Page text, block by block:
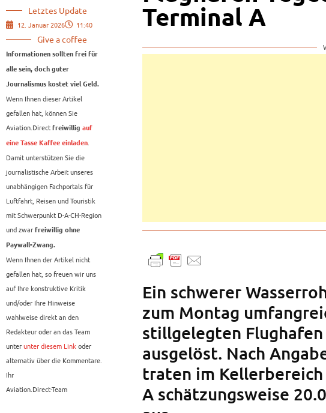
Letztes Update
12. Januar 2026 11:40
Give a coffee
Informationen sollten frei für
alle sein, doch guter
Journalismus kostet viel Geld.
Wenn Ihnen dieser Artikel
gefallen hat, können Sie
Aviation.Direct freiwillig auf
eine Tasse Kaffee einladen.
Damit unterstützen Sie die
journalistische Arbeit unseres
unabhängigen Fachportals für
Luftfahrt, Reisen und Touristik
mit Schwerpunkt D-A-CH-Region
und zwar freiwillig ohne
Paywall-Zwang.
Wenn Ihnen der Artikel nicht
gefallen hat, so freuen wir uns
auf Ihre konstruktive Kritik
und/oder Ihre Hinweise
wahlweise direkt an den
Redakteur oder an das Team
unterunter diesem Linkoder
alternativ über die Kommentare.
Ihr
Aviation.Direct-Team
Terminal A
Ein schwerer
zum Montag
stillgelegten Flughafen
ausgelöst. Nach
traten im
A schätzungsweise